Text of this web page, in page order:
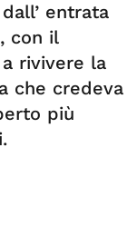
entrata
con il
rivivere la
che credeva
più